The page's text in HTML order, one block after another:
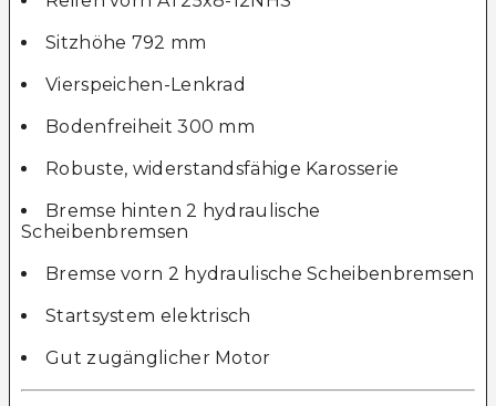
Sitzhöhe 792 mm
Vierspeichen-Lenkrad
Bodenfreiheit 300 mm
Robuste, widerstandsfähige Karosserie
Bremse hinten 2 hydraulische
Scheibenbremsen
Bremse vorn 2 hydraulische Scheibenbremsen
Startsystem elektrisch
Gut zugänglicher Motor